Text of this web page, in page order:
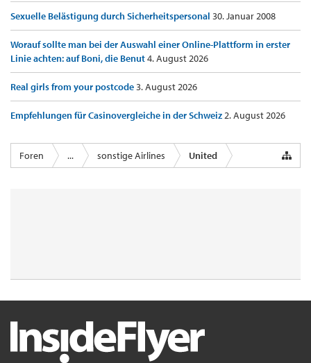
Sexuelle Belästigung durch Sicherheitspersonal 30. Januar 2008
Worauf sollte man bei der Auswahl einer Online-Plattform in erster
Linie achten: auf Boni, die Benut4. August 2026
Real girls from your postcode3. August 2026
Empfehlungen für Casinovergleiche in der Schweiz2. August 2026
Foren ... sonstige Airlines United